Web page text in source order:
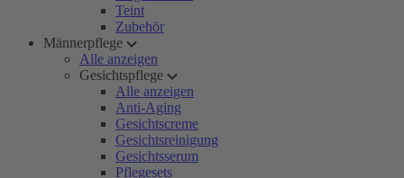
Teint
Zubehör
Männerpflege
Alle anzeigen
Gesichtspflege
Alle anzeigen
Anti-Aging
Gesichtscreme
Gesichtsreinigung
Gesichtsserum
Pflegesets